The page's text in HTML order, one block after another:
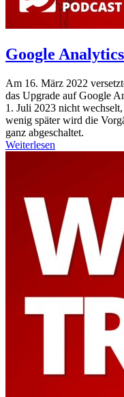
Google
Am 16. März 2022
das Upgrade auf Google
1. Juli 2023 nicht
wenig später wird die
ganz abgeschaltet.
Weiterlesen